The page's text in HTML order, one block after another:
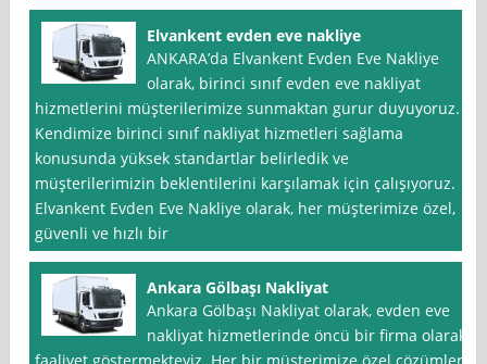
Elvankent evden eve nakliye
ANKARA’da Elvankent Evden Eve Nakliye
olarak, birinci sınıf evden eve nakliyat
hizmetlerini müşterilerimize sunmaktan gurur duyuyoruz.
Kendimize birinci sınıf nakliyat hizmetleri sağlama
konusunda yüksek standartlar belirledik ve
müşterilerimizin beklentilerini karşılamak için çalışıyoruz.
Elvankent Evden Eve Nakliye olarak, her müşterimize özel,
güvenli ve hızlı bir
Ankara Gölbaşı Nakliyat
Ankara Gölbaşı Nakliyat olarak, evden eve
nakliyat hizmetlerinde öncü bir firma olarak